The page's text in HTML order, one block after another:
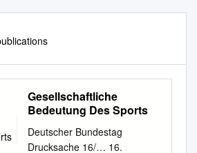
Gesellschaftliche
Bedeutung Des Sports
Deutscher Bundestag
Drucksache 16/… 16.